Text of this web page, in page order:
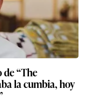
“The
la cumbia, hoy